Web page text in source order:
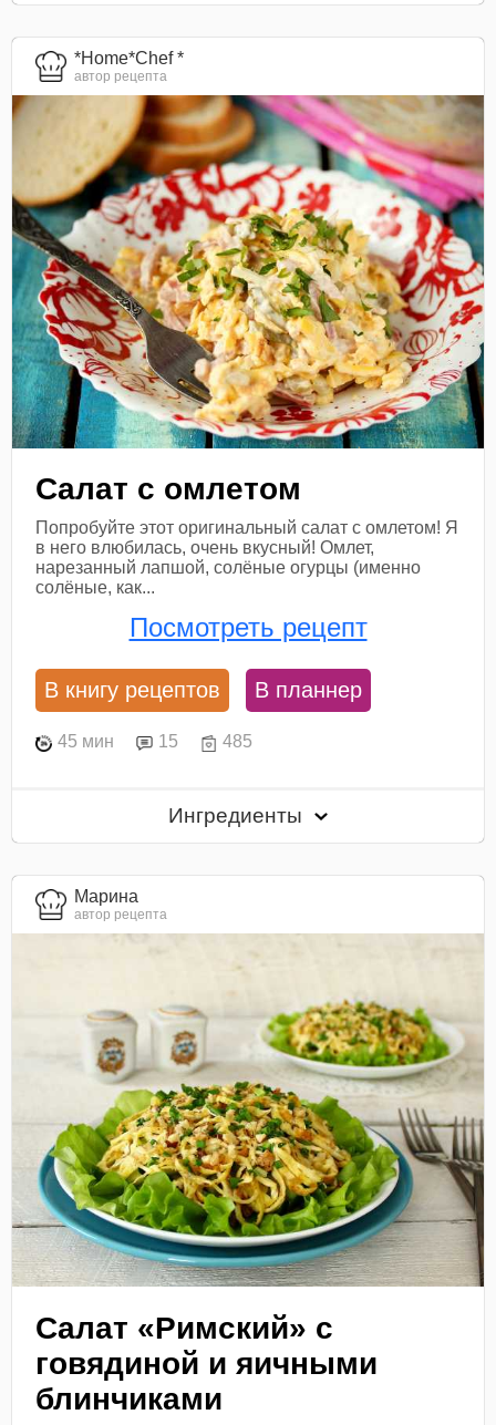
*Home*Chef *
автор рецепта
Салат с омлетом
Попробуйте этот оригинальный салат с омлетом! Я
в него влюбилась, очень вкусный! Омлет,
нарезанный лапшой, солёные огурцы (именно
солёные, как...
Посмотреть рецепт
В книгу рецептов В планнер
45 мин 15 485
Ингредиенты
Марина
автор рецепта
Салат «Римский» с
говядиной и яичными
блинчиками